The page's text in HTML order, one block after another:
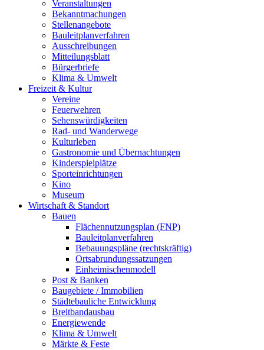
Veranstaltungen
Bekanntmachungen
Stellenangebote
Bauleitplanverfahren
Ausschreibungen
Mitteilungsblatt
Bürgerbriefe
Klima & Umwelt
Freizeit & Kultur
Vereine
Feuerwehren
Sehenswürdigkeiten
Rad- und Wanderwege
Kulturleben
Gastronomie und Übernachtungen
Kinderspielplätze
Sporteinrichtungen
Kino
Museum
Wirtschaft & Standort
Bauen
Flächennutzungsplan (FNP)
Bauleitplanverfahren
Bebauungspläne (rechtskräftig)
Ortsabrundungssatzungen
Einheimischenmodell
Post & Banken
Baugebiete / Immobilien
Städtebauliche Entwicklung
Breitbandausbau
Energiewende
Klima & Umwelt
Märkte & Feste